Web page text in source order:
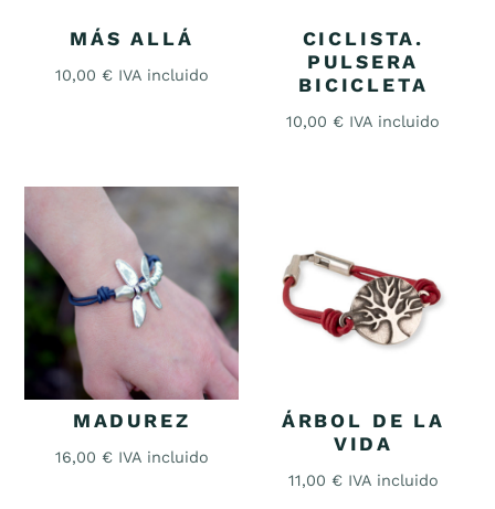
MÁS ALLÁ
10,00 € IVA incluido
CICLISTA.
PULSERA
BICICLETA
10,00 € IVA incluido
MADUREZ
16,00 € IVA incluido
ÁRBOL DE LA
VIDA
11,00 € IVA incluido